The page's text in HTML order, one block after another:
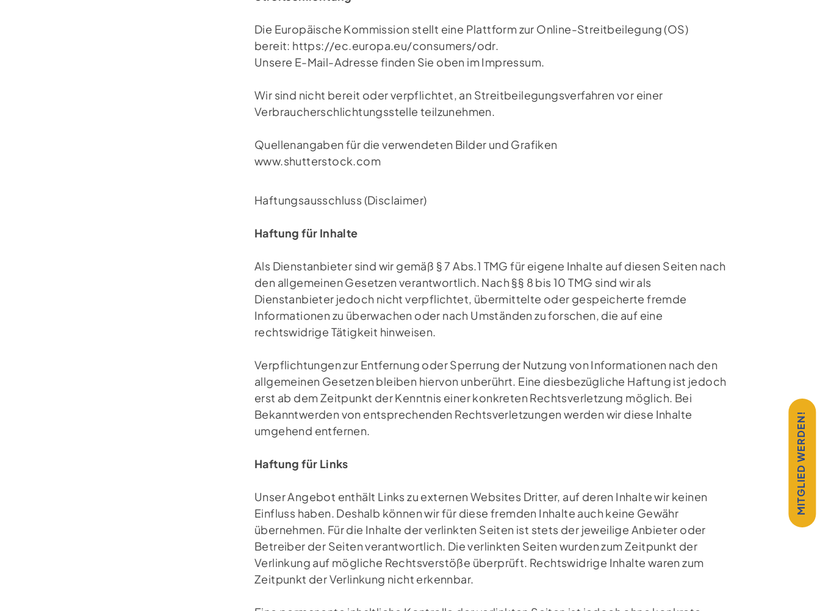
Die Europäische Kommission stellt eine Plattform zur Online-Streitbeilegung (OS)
bereit: https://ec.europa.eu/consumers/odr.
Unsere E-Mail-Adresse finden Sie oben im Impressum.
Wir sind nicht bereit oder verpflichtet, an Streitbeilegungsverfahren vor einer
Verbraucherschlichtungsstelle teilzunehmen.
Quellenangaben für die verwendeten Bilder und Grafiken
www.shutterstock.com
Haftungsausschluss (Disclaimer)
Haftung für Inhalte
Als Dienstanbieter sind wir gemäß § 7 Abs.1 TMG für eigene Inhalte auf diesen Seiten nach
den allgemeinen Gesetzen verantwortlich. Nach §§ 8 bis 10 TMG sind wir als
Dienstanbieter jedoch nicht verpflichtet, übermittelte oder gespeicherte fremde
Informationen zu überwachen oder nach Umständen zu forschen, die auf eine
rechtswidrige Tätigkeit hinweisen.
Verpflichtungen zur Entfernung oder Sperrung der Nutzung von Informationen nach den
allgemeinen Gesetzen bleiben hiervon unberührt. Eine diesbezügliche Haftung ist jedoch
erst ab dem Zeitpunkt der Kenntnis einer konkreten Rechtsverletzung möglich. Bei
Bekanntwerden von entsprechenden Rechtsverletzungen werden wir diese Inhalte
umgehend entfernen.
Haftung für Links
Unser Angebot enthält Links zu externen Websites Dritter, auf deren Inhalte wir keinen
Einfluss haben. Deshalb können wir für diese fremden Inhalte auch keine Gewähr
übernehmen. Für die Inhalte der verlinkten Seiten ist stets der jeweilige Anbieter oder
Betreiber der Seiten verantwortlich. Die verlinkten Seiten wurden zum Zeitpunkt der
Verlinkung auf mögliche Rechtsverstöße überprüft. Rechtswidrige Inhalte waren zum
Zeitpunkt der Verlinkung nicht erkennbar.
MITGLIED WERDEN!